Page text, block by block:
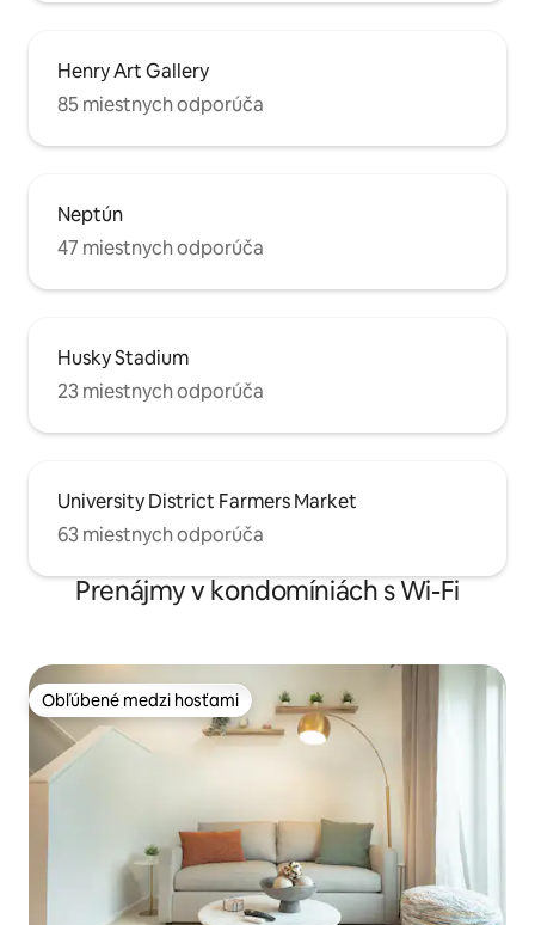
Henry Art Gallery
85 miestnych odporúča
Neptún
47 miestnych odporúča
Husky Stadium
23 miestnych odporúča
University District Farmers Market
63 miestnych odporúča
Prenájmy v kondomíniách s Wi-Fi
Obľúbené medzi hosťami
Obľúbené medzi hosťami